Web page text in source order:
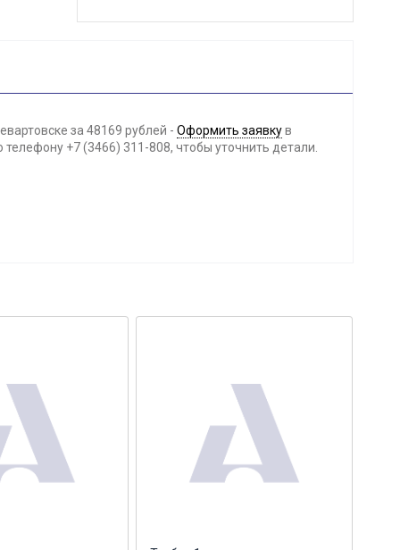
за 48169 рублей - Оформить заявкув
+7 (3466) 311-808, чтобы уточнить детали.